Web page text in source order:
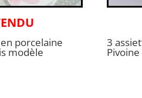
porcelaine
modèle
3